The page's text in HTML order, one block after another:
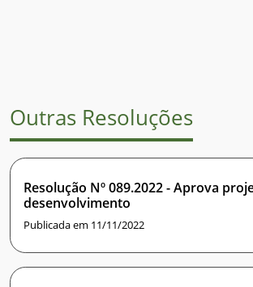
Outras Resoluções
Resolução Nº 089.2022 - Aprova
desenvolvimento
Publicada em 11/11/2022